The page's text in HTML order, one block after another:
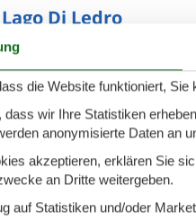
Lago Di Ledro
60 m2 auf 2 Stockwerken.
eingerichtet: Wohn-/
3 Haustiere
2
600
MEHR ANZEIGEN
die Website funktioniert, Sie
wir Ihre Statistiken
anonymisierte Daten an
akzeptieren, erklären Sie
an Dritte weitergeben.
auf Statistiken und/oder